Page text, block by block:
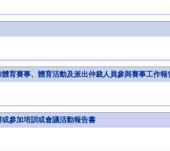
育賽事、體育活動及派出仲裁人員參與賽事工作報
參加培訓或會議活動報告書